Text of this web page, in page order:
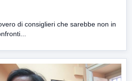
di consiglieri che sarebbe non in